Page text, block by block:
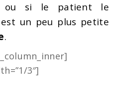
ou si le patient le
est un peu plus petite
.
3″]